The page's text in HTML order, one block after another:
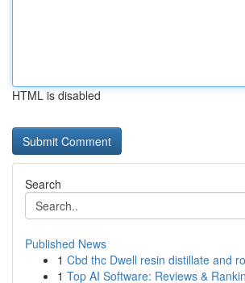
HTML is disabled
Search
Published News
1 Cbd thc Dwell resin distillate and
1 Top AI Software: Reviews &